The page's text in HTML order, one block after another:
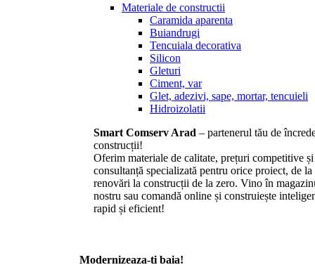
Materiale de constructii
Caramida aparenta
Buiandrugi
Tencuiala decorativa
Silicon
Gleturi
Ciment, var
Glet, adezivi, sape, mortar, tencuieli
Hidroizolatii
Smart Comserv Arad – partenerul tău de
construcții!
Oferim materiale de calitate, prețuri competitive și
consultanță specializată pentru orice proiect, de la
renovări la construcții de la zero. Vino în
nostru sau comandă online și construiește
rapid și eficient!
Modernizeaza-ti baia!